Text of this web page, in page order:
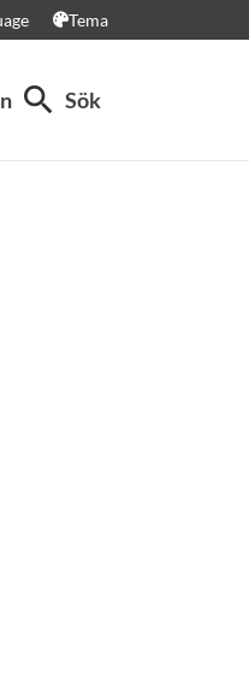
Tema
search Sök